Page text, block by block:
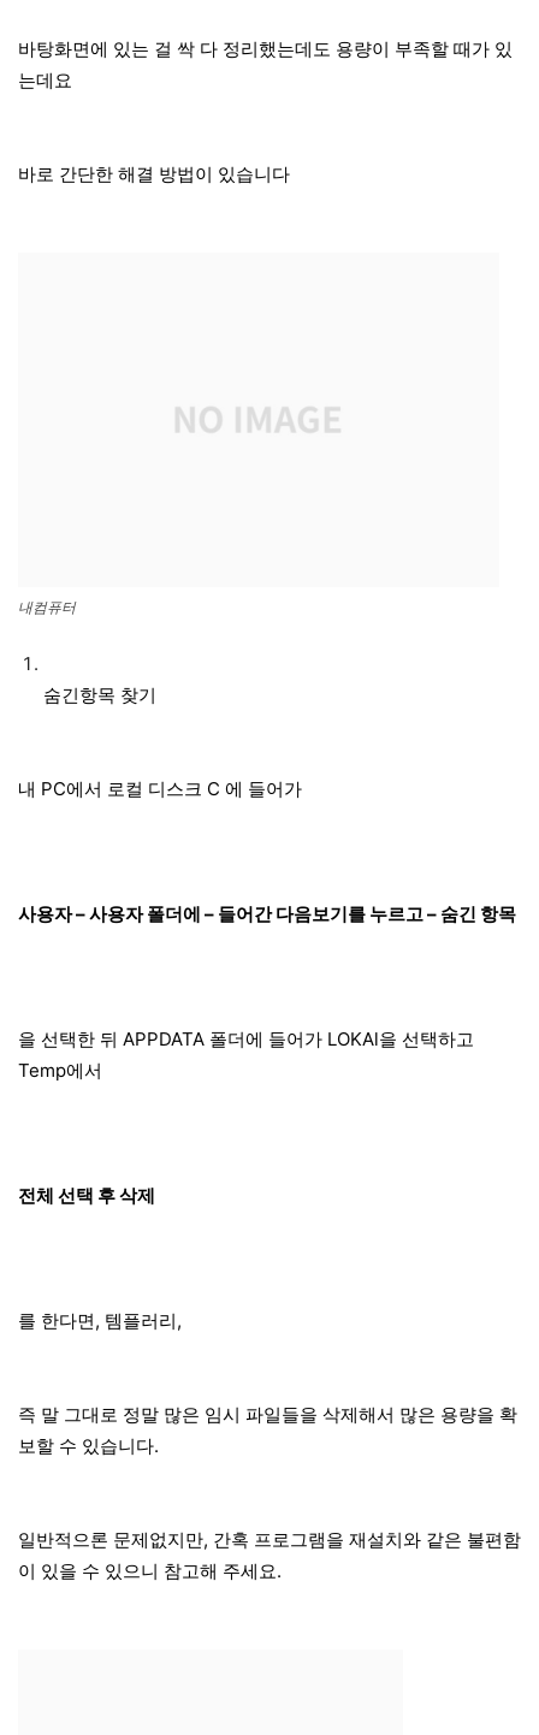
바탕화면에 있는 걸 싹 다 정리했는데도 용량이 부족할 때가 있
는데요
바로 간단한 해결 방법이 있습니다
내컴퓨터
숨긴항목 찾기
내 PC에서 로컬 디스크 C 에 들어가
사용자 – 사용자 폴더에 – 들어간 다음보기를 누르고 – 숨긴 항목
을 선택한 뒤 APPDATA 폴더에 들어가 LOKAl을 선택하고
Temp에서
전체 선택 후 삭제
를 한다면, 템플러리,
즉 말 그대로 정말 많은 임시 파일들을 삭제해서 많은 용량을 확
보할 수 있습니다.
일반적으론 문제없지만, 간혹 프로그램을 재설치와 같은 불편함
이 있을 수 있으니 참고해 주세요.